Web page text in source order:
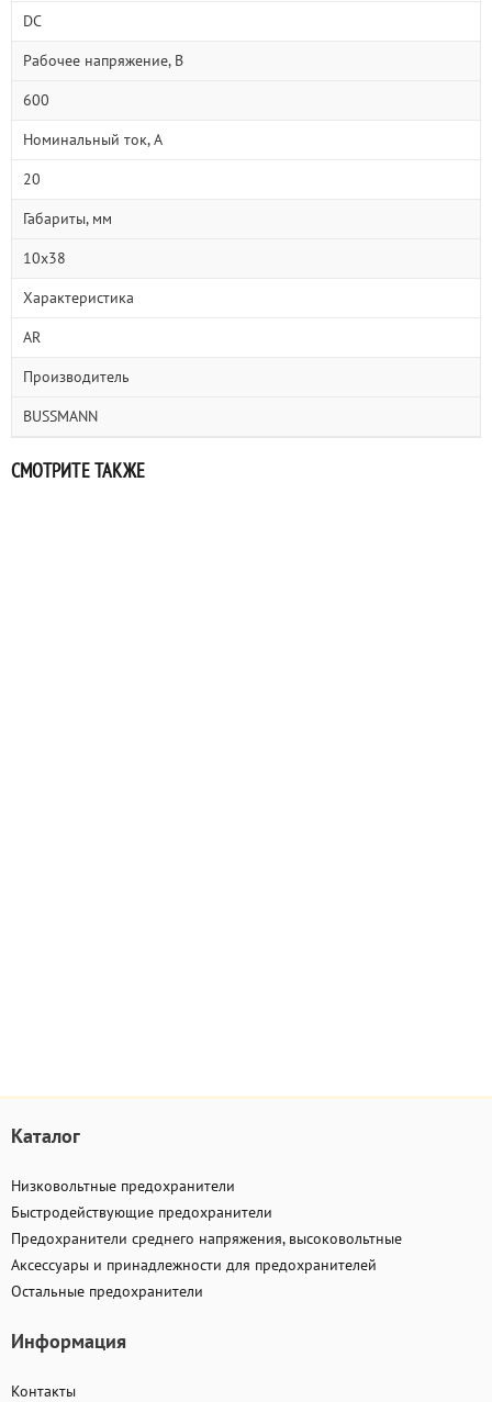
DC
Рабочее напряжение, В
600
Номинальный ток, А
20
Габариты, мм
10х38
Характеристика
AR
Производитель
BUSSMANN
СМОТРИТЕ ТАКЖЕ
Каталог
Низковольтные предохранители
Быстродействующие предохранители
Предохранители среднего напряжения, высоковольтные
Аксессуары и принадлежности для предохранителей
Остальные предохранители
Информация
Контакты